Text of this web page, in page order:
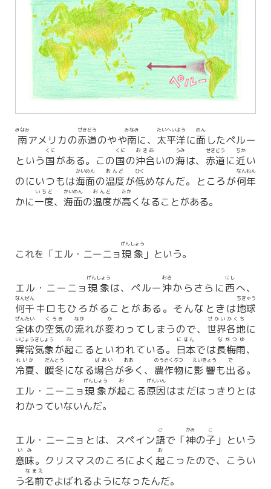
南
みなみ
アメリカの赤道
せきどう
のやや南
みなみ
に、 太平洋
たいへいよう
に面
めん
したペルー
という国
くに
がある。この国
くに
の沖合
おきあ
いの海
うみ
は、 赤道
せきどう
に近
ちか
い
のにいつもは海面
かいめん
の温度
おんど
が低
ひく
めなんだ。ところが何年
なんねん
かに一度
いちど
、 海面
かいめん
の温度
おんど
が高
たか
くなることがある。
これを「エル・ニーニョ現象
げんしょう
」という。
エル・ニーニョ現象
げんしょう
は、ペルー沖
おき
からさらに西
にし
へ、
何千
なんぜん
キロもひろがることがある。そんなときは地球
ちきゅう
全体
ぜんたい
の空気
くうき
の流
なが
れが変
か
わってしまうので、 世界
せかい
各地
かくち
に
異常気象
いじょうきしょう
が起
お
こるといわれている。 日本
にほん
では長梅雨
ながつゆ
、
冷夏
れいか
、 暖冬
だんとう
になる場合
ばあい
が多
おお
く、 農作物
のうさくぶつ
に影響
えいきょう
も出
で
る。
エル・ニーニョ現象
げんしょう
が起
お
こる原因
げんいん
はまだはっきりとは
わかっていないんだ。
エル・ニーニョとは、スペイン語
ご
で「神
かみ
の子
こ
」という
意味
いみ
。クリスマスのころによく 起
お
こったので、こうい
う名前
なまえ
でよばれるようになったんだ。